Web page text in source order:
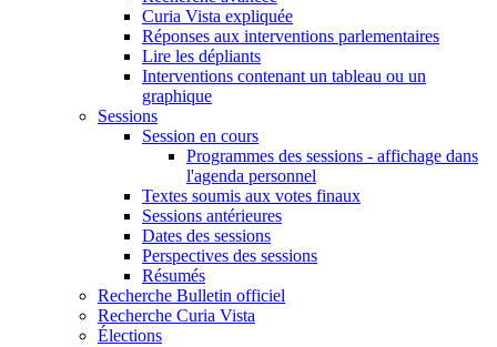
Curia Vista expliquée
Réponses aux interventions parlementaires
Lire les dépliants
Interventions contenant un tableau ou un
graphique
Sessions
Session en cours
Programmes des sessions - affichage dans
l'agenda personnel
Textes soumis aux votes finaux
Sessions antérieures
Dates des sessions
Perspectives des sessions
Résumés
Recherche Bulletin officiel
Recherche Curia Vista
Élections